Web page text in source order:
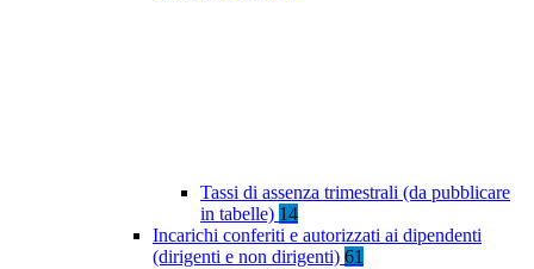
Tassi di assenza trimestrali (da pubblicare
in tabelle) 14
Incarichi conferiti e autorizzati ai dipendenti
(dirigenti e non dirigenti) 61